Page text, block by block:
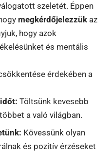
szeletét. Éppen
megkérdőjelezzük az
hogy azok
és mentális
érdekében a
Töltsünk kevesebb
a való világban.
Kövessünk olyan
és pozitív érzéseket